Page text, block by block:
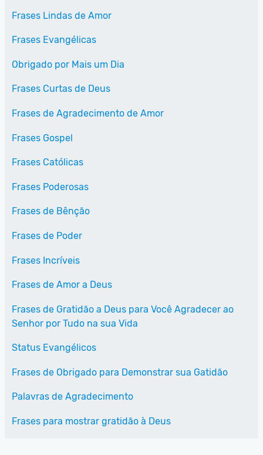
Frases Lindas de Amor
Frases Evangélicas
Obrigado por Mais um Dia
Frases Curtas de Deus
Frases de Agradecimento de Amor
Frases Gospel
Frases Católicas
Frases Poderosas
Frases de Bênção
Frases de Poder
Frases Incríveis
Frases de Amor a Deus
Frases de Gratidão a Deus para Você Agradecer ao
Senhor por Tudo na sua Vida
Status Evangélicos
Frases de Obrigado para Demonstrar sua Gatidão
Palavras de Agradecimento
Frases para mostrar gratidão à Deus